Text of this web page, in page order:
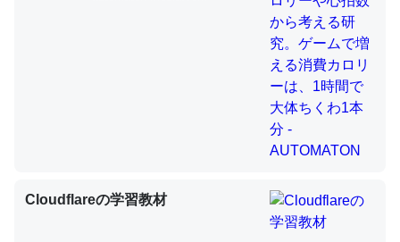
論文では「淡水はカルシウムも酸素も不足してて両方に不
利だから両方が拮抗してるのでは」とあって面白い。海に
いる鋏角類（カブトガニ・ウミグモ）はカルシウムを使わ
ずキチンを強化してる筈だが、酵素が違うのか？
─ニュース :: 【研究発表】昆虫学の大問題＝「昆虫はなぜ海にいな
Cloudflareの学習教材